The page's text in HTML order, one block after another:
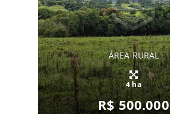
ÁREA RURAL
4 ha
R$ 500.000